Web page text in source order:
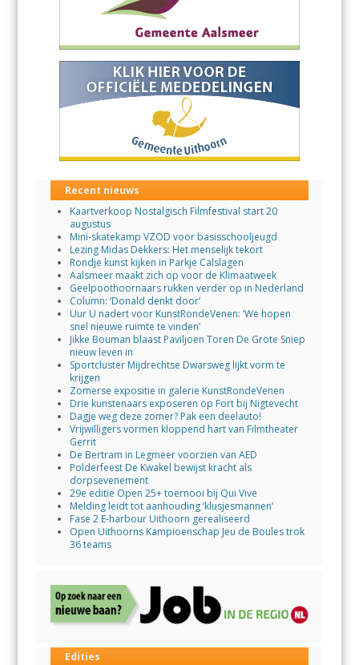
Recent nieuws
Kaartverkoop Nostalgisch Filmfestival start 20
augustus
Mini-skatekamp VZOD voor basisschooljeugd
Lezing Midas Dekkers: Het menselijk tekort
Rondje kunst kijken in Parkje Calslagen
Aalsmeer maakt zich op voor de Klimaatweek
Geelpoothoornaars rukken verder op in Nederland
Column: ‘Donald denkt door’
Uur U nadert voor KunstRondeVenen: ‘We hopen
snel nieuwe ruimte te vinden’
Jikke Bouman blaast Paviljoen Toren De Grote Sniep
nieuw leven in
Sportcluster Mijdrechtse Dwarsweg lijkt vorm te
krijgen
Zomerse expositie in galerie KunstRondeVenen
Drie kunstenaars exposeren op Fort bij Nigtevecht
Dagje weg deze zomer? Pak een deelauto!
Vrijwilligers vormen kloppend hart van Filmtheater
Gerrit
De Bertram in Legmeer voorzien van AED
Polderfeest De Kwakel bewijst kracht als
dorpsevenement
29e editie Open 25+ toernooi bij Qui Vive
Melding leidt tot aanhouding ‘klusjesmannen’
Fase 2 E-harbour Uithoorn gerealiseerd
Open Uithoorns Kampioenschap Jeu de Boules trok
36 teams
Edities